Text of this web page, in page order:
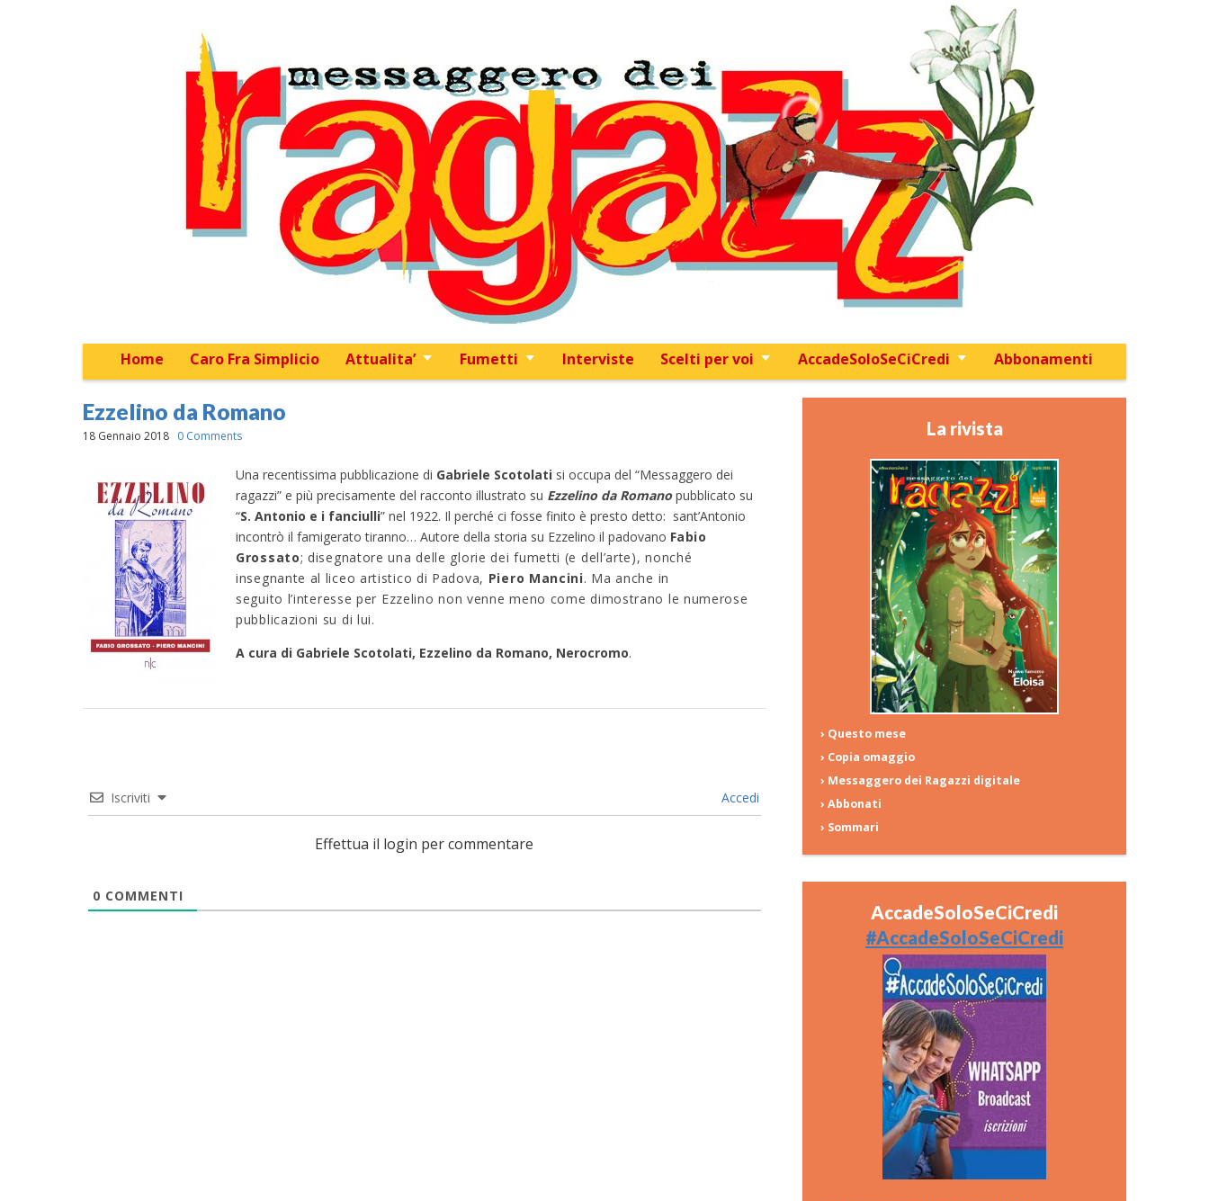
Skip to content
Home Caro Fra Simplicio Attualita’ Fumetti Interviste Scelti per voi AccadeSoloSeCiCredi Abbonamenti
Sub menu
Ezzelino da Romano
18 Gennaio 2018 0 Comments
Una recentissima pubblicazione di Gabriele Scotolati si occupa del “Messaggero dei
ragazzi” e più precisamente del racconto illustrato su Ezzelino da Romano pubblicato su
“S. Antonio e i fanciulli” nel 1922. Il perché ci fosse finito è presto detto: sant’Antonio
incontrò il famigerato tiranno… Autore della storia su Ezzelino il padovano Fabio
Grossato; disegnatore una delle glorie dei fumetti (e dell’arte), nonché
insegnante al liceo artistico di Padova, Piero Mancini. Ma anche in
seguito l’interesse per Ezzelino non venne meno come dimostrano le numerose
pubblicazioni su di lui.
A cura di Gabriele Scotolati, Ezzelino da Romano, Nerocromo.
Iscriviti Accedi
Effettua il login per commentare
0 COMMENTI
La rivista
› Questo mese
› Copia omaggio
› Messaggero dei Ragazzi digitale
› Abbonati
› Sommari
AccadeSoloSeCiCredi
#AccadeSoloSeCiCredi